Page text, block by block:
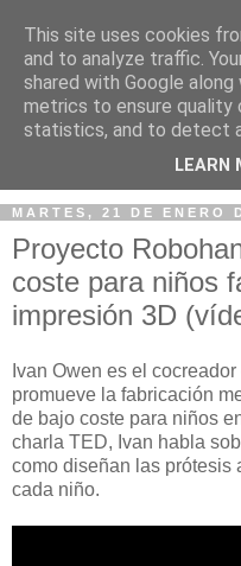
MARTES, 21 DE ENERO
Proyecto
coste para niños
impresión 3D
Ivan Owen es el
promueve la fabricación
de bajo coste para niños
charla TED, Ivan habla
como diseñan las prótesis
cada niño.
This site uses cookies
and to analyze traffic.
shared with Google
metrics to ensure quality
statistics, and to detect
LEARN